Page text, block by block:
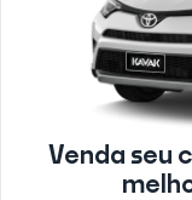
Venda seu